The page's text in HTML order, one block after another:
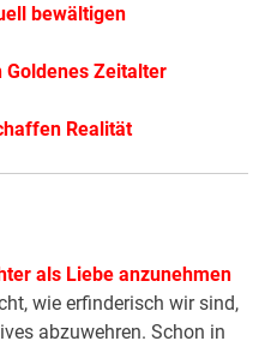
bewältigen
Goldenes Zeitalter
Realität
als Liebe anzunehmen
wie erfinderisch wir sind,
abzuwehren. Schon in